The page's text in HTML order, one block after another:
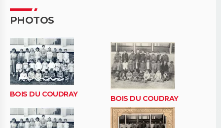
PHOTOS
BOIS DU COUDRAY BOIS DU COUDRAY